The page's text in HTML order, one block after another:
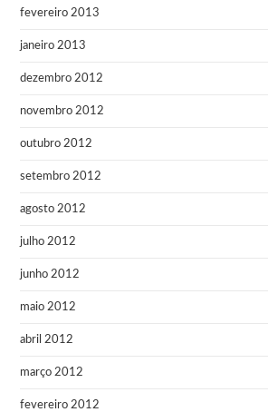
fevereiro 2013
janeiro 2013
dezembro 2012
novembro 2012
outubro 2012
setembro 2012
agosto 2012
julho 2012
junho 2012
maio 2012
abril 2012
março 2012
fevereiro 2012